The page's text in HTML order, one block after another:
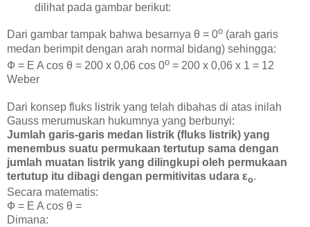
dilihat pada gambar berikut:
Dari gambar tampak bahwa besarnya θ = 0o (arah garis
medan berimpit dengan arah normal bidang) sehingga:
Ф = E A cos θ = 200 x 0,06 cos 0o = 200 x 0,06 x 1 = 12
Weber
Dari konsep fluks listrik yang telah dibahas di atas inilah
Gauss merumuskan hukumnya yang berbunyi:
Jumlah garis-garis medan listrik (fluks listrik) yang
menembus suatu permukaan tertutup sama dengan
jumlah muatan listrik yang dilingkupi oleh permukaan
tertutup itu dibagi dengan permitivitas udara εo.
Secara matematis:
Ф = E A cos θ =
Dimana: